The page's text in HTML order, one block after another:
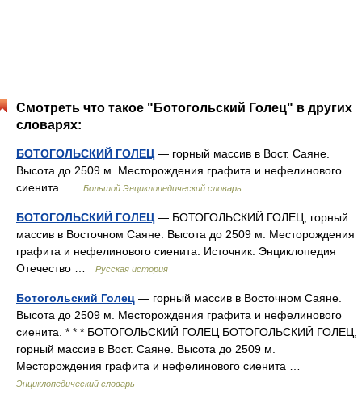
Смотреть что такое "Ботогольский Голец" в других
словарях:
БОТОГОЛЬСКИЙ ГОЛЕЦ — горный массив в Вост. Саяне.
Высота до 2509 м. Месторождения графита и нефелинового
сиенита …
Большой Энциклопедический словарь
БОТОГОЛЬСКИЙ ГОЛЕЦ — БОТОГОЛЬСКИЙ ГОЛЕЦ, горный
массив в Восточном Саяне. Высота до 2509 м. Месторождения
графита и нефелинового сиенита. Источник: Энциклопедия
Отечество …
Русская история
Ботогольский Голец — горный массив в Восточном Саяне.
Высота до 2509 м. Месторождения графита и нефелинового
сиенита. * * * БОТОГОЛЬСКИЙ ГОЛЕЦ БОТОГОЛЬСКИЙ ГОЛЕЦ,
горный массив в Вост. Саяне. Высота до 2509 м.
Месторождения графита и нефелинового сиенита …
Энциклопедический словарь